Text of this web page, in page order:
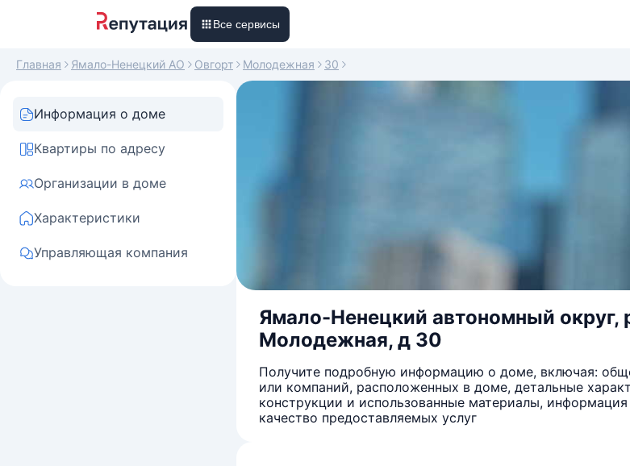
Все сервисы
Главная Ямало-Ненецкий АО Овгорт Молодежная 30
Информация о доме
Квартиры по адресу
Организации в доме
Характеристики
Управляющая компания
Ямало-Ненецкий автономный
Молодежная, д 30
Получите подробную информацию о доме, включая:
или компаний, расположенных в доме, детальные
конструкции и использованные материалы,
качество предоставляемых услуг